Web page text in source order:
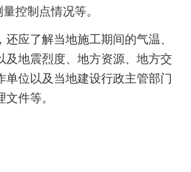
控制点情况等。
应了解当地施工期间的气温、
及地震烈度、地方资源、地方交
单位以及当地建设行政主管部门
件等。